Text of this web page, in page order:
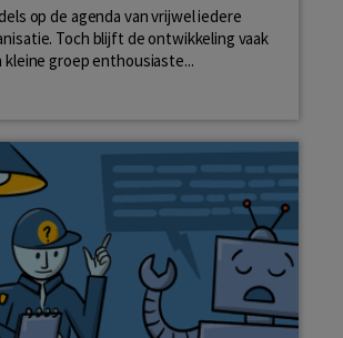
op de agenda van vrijwel iedere
Toch blijft de ontwikkeling vaak
kleine groep enthousiaste...